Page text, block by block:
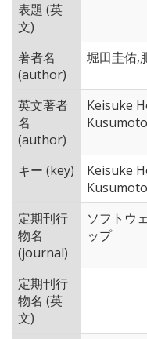
表題 (英
文)
著者名
(author)
堀田圭佑,
英文著者
名
(author)
Keisuke
Kusumoto
キー (key)
Keisuke
Kusumoto
定期刊行
物名
(journal)
ソフトウ
ップ
定期刊行
物名 (英
文)